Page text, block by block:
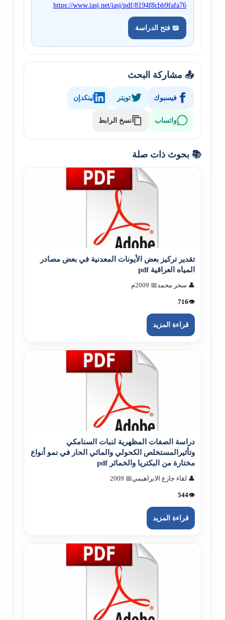
https://www.iasj.net/iasj/pdf/8194f8cbb9fafa76
📖 فتح الدراسة
📤 مشاركة البحث
فيسبوك تويتر لينكدإن
واتساب نسخ الرابط
📚 بحوث ذات صلة
تقدير تركيز بعض الأيونات المعدنية في بعض مصادر
المياه العراقية pdf
👤 سحر محمد 📅 2009م
👁️
716
قراءة المزيد
دراسة الصفات المظهرية لنبات السنامكي
وتأثيرالمستخلص الكحولي والمائي الحار في نمو أنواع
مختارة من البكتريا والخمائر pdf
👤 لقاء جازع الابراهيمي📅 2009
👁️
544
قراءة المزيد